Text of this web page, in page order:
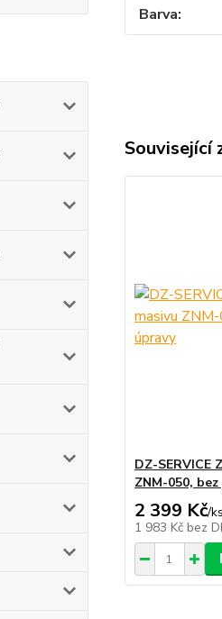
Barva
Související
DZ-SERVICE
ZNM-050,
2 399 Kč/ks
1 983 Kč bez